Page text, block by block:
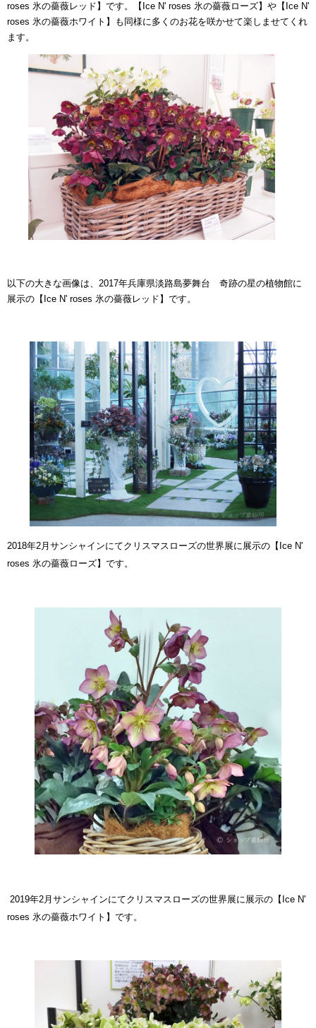
roses 氷の薔薇レッド】です。【Ice N' roses 氷の薔薇ローズ】や【Ice N'
roses 氷の薔薇ホワイト】も同様に多くのお花を咲かせて楽しませてくれ
ます。
以下の大きな画像は、2017年兵庫県淡路島夢舞台 奇跡の星の植物館に
展示の【Ice N' roses 氷の薔薇レッド】です。
2018年2月サンシャインにてクリスマスローズの世界展に展示の 【Ice N'
roses 氷の薔薇ローズ】 です。
2019年2月サンシャインにてクリスマスローズの世界展に展示の 【Ice N'
roses 氷の薔薇ホワイト】 です。